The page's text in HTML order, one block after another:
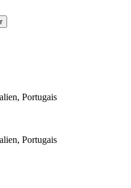
Portugais
Portugais